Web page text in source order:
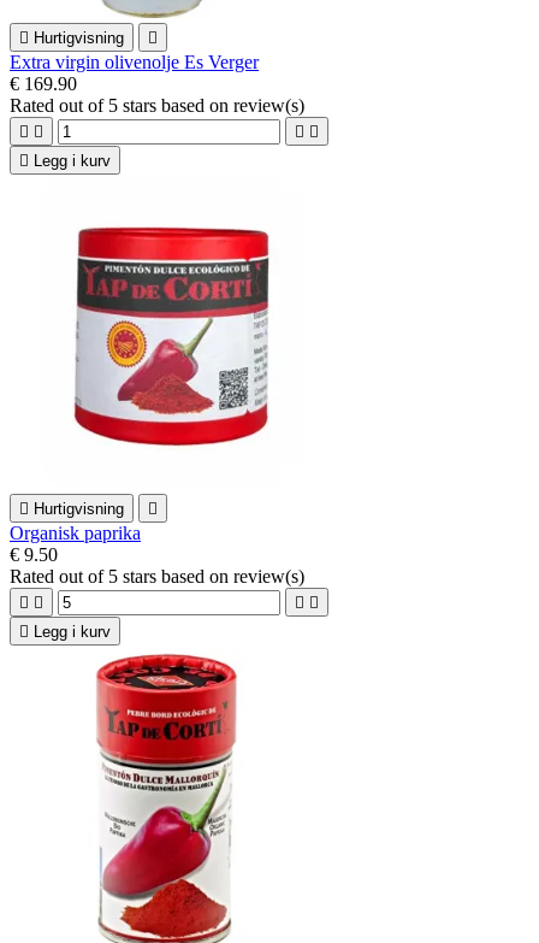
 Hurtigvisning 
Extra virgin olivenolje Es Verger
€ 169.90
Rated out of 5 stars based on review(s)
   
 Legg i kurv
 Hurtigvisning 
Organisk paprika
€ 9.50
Rated out of 5 stars based on review(s)
   
 Legg i kurv